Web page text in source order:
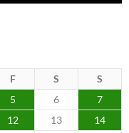
F S S
5 6
7
12 13
14